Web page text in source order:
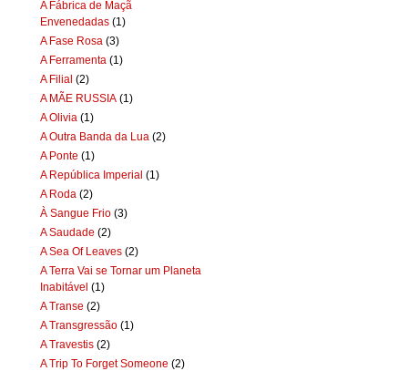
A Fábrica de Maçã
Envenedadas (1)
A Fase Rosa (3)
A Ferramenta (1)
A Filial (2)
A MÃE RUSSIA (1)
A Olivia (1)
A Outra Banda da Lua (2)
A Ponte (1)
A República Imperial (1)
A Roda (2)
À Sangue Frio (3)
A Saudade (2)
A Sea Of Leaves (2)
A Terra Vai se Tornar um Planeta
Inabitável (1)
A Transe (2)
A Transgressão (1)
A Travestis (2)
A Trip To Forget Someone (2)